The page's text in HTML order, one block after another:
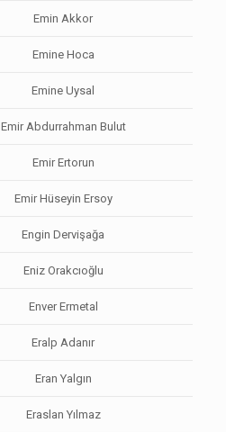
Emin Akkor
Emine Hoca
Emine Uysal
Emir Abdurrahman Bulut
Emir Ertorun
Emir Hüseyin Ersoy
Engin Dervişağa
Eniz Orakcıoğlu
Enver Ermetal
Eralp Adanır
Eran Yalgın
Eraslan Yılmaz